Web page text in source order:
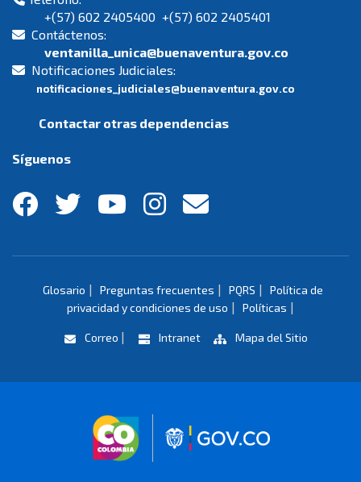
+(57) 602 2405400 +(57) 602 2405401
Contáctenos:
ventanilla_unica@buenaventura.gov.co
Notificaciones Judiciales:
notificaciones_judiciales@buenaventura.gov.co
Contactar otras dependencias
Síguenos
Glosario | Preguntas frecuentes | PQRS |
Política de
privacidad y condiciones de uso | Políticas |
Correo | Intranet Mapa del Sitio
Logo marca Colombia
Logo Gobierno